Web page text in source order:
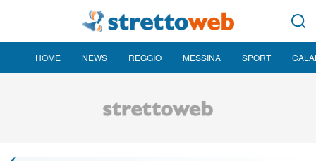
HOME NEWS REGGIO MESSINA SPORT